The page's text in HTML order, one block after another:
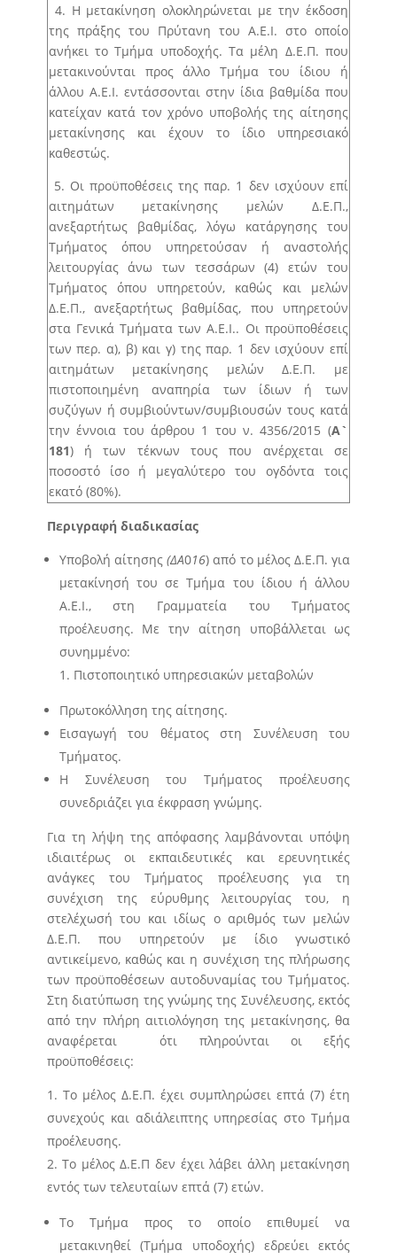
4. Η μετακίνηση ολοκληρώνεται με την έκδοση
της πράξης του Πρύτανη του Α.Ε.Ι. στο οποίο
ανήκει το Τμήμα υποδοχής. Τα μέλη Δ.Ε.Π. που
μετακινούνται προς άλλο Τμήμα του ίδιου ή
άλλου Α.Ε.Ι. εντάσσονται στην ίδια βαθμίδα που
κατείχαν κατά τον χρόνο υποβολής της αίτησης
μετακίνησης και έχουν το ίδιο υπηρεσιακό
καθεστώς.
5. Οι προϋποθέσεις της παρ. 1 δεν ισχύουν επί
αιτημάτων μετακίνησης μελών Δ.Ε.Π.,
ανεξαρτήτως βαθμίδας, λόγω κατάργησης του
Τμήματος όπου υπηρετούσαν ή αναστολής
λειτουργίας άνω των τεσσάρων (4) ετών του
Τμήματος όπου υπηρετούν, καθώς και μελών
Δ.Ε.Π., ανεξαρτήτως βαθμίδας, που υπηρετούν
στα Γενικά Τμήματα των Α.Ε.Ι.. Οι προϋποθέσεις
των περ. α), β) και γ) της παρ. 1 δεν ισχύουν επί
αιτημάτων μετακίνησης μελών Δ.Ε.Π. με
πιστοποιημένη αναπηρία των ίδιων ή των
συζύγων ή συμβιούντων/συμβιουσών τους κατά
την έννοια του άρθρου 1 του ν. 4356/2015 (Α`
181) ή των τέκνων τους που ανέρχεται σε
ποσοστό ίσο ή μεγαλύτερο του ογδόντα τοις
εκατό (80%).
Περιγραφή διαδικασίας
Υποβολή αίτησης(ΔΑ016) από το μέλος Δ.Ε.Π. για
μετακίνησή του σε Τμήμα του ίδιου ή άλλου
Α.Ε.Ι., στη Γραμματεία του Τμήματος
προέλευσης. Με την αίτηση υποβάλλεται ως
συνημμένο:
Πιστοποιητικό υπηρεσιακών μεταβολών
Πρωτοκόλληση της αίτησης.
Εισαγωγή του θέματος στη Συνέλευση του
Τμήματος.
Η Συνέλευση του Τμήματος προέλευσης
συνεδριάζει για έκφραση γνώμης.
Για τη λήψη της απόφασης λαμβάνονται υπόψη
ιδιαιτέρως οι εκπαιδευτικές και ερευνητικές
ανάγκες του Τμήματος προέλευσης για τη
συνέχιση της εύρυθμης λειτουργίας του, η
στελέχωσή του και ιδίως ο αριθμός των μελών
Δ.Ε.Π. που υπηρετούν με ίδιο γνωστικό
αντικείμενο, καθώς και η συνέχιση της πλήρωσης
των προϋποθέσεων αυτοδυναμίας του Τμήματος.
Στη διατύπωση της γνώμης της Συνέλευσης, εκτός
από την πλήρη αιτιολόγηση της μετακίνησης, θα
αναφέρεται ότι πληρούνται οι εξής
προϋποθέσεις:
Το μέλος Δ.Ε.Π. έχει συμπληρώσει επτά (7) έτη
συνεχούς και αδιάλειπτης υπηρεσίας στο Τμήμα
προέλευσης.
Το μέλος Δ.Ε.Π δεν έχει λάβει άλλη μετακίνηση
εντός των τελευταίων επτά (7) ετών.
Το Τμήμα προς το οποίο επιθυμεί να
μετακινηθεί (Τμήμα υποδοχής) εδρεύει εκτός